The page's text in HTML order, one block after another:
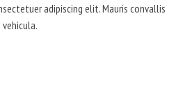
adipiscing elit. Mauris convallis
vehicula.